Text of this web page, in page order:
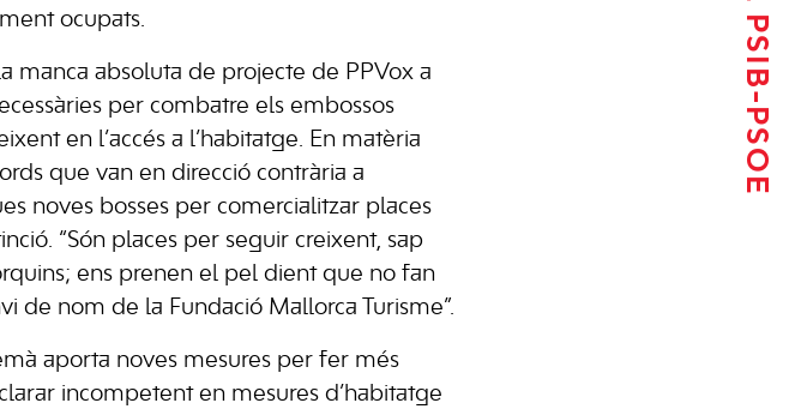
ocupats.
manca absoluta de projecte de PPVox a
per combatre els embossos
en l’accés a l’habitatge. En matèria
que van en direcció contrària a
noves bosses per comercialitzar places
“Són places per seguir creixent, sap
ens prenen el pel dient que no fan
de nom de la Fundació Mallorca Turisme”.
aporta noves mesures per fer més
incompetent en mesures d’habitatge